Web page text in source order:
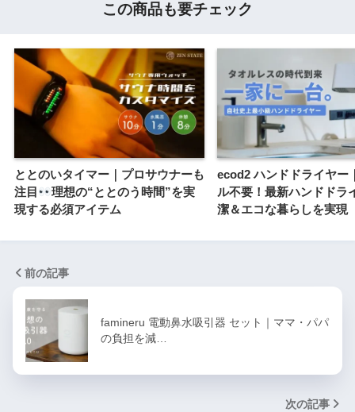
この商品も要チェック
ととのいタイマー｜プロサウナーも
注目
理想の“ととのう時間”を実
現する必須アイテム
ecod2 ハンドドライヤー
ル不要！最新ハンドドラ
潔＆エコな暮らしを実現
前の記事
famineru 電動鼻水吸引器 セット｜ママ・パパ
の負担を減…
次の記事